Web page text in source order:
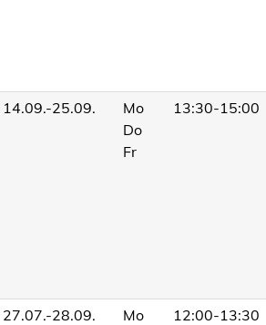
14.09.-25.09.
Mo
Do
Fr
13:30-15:00
27.07.-28.09. Mo 12:00-13:30